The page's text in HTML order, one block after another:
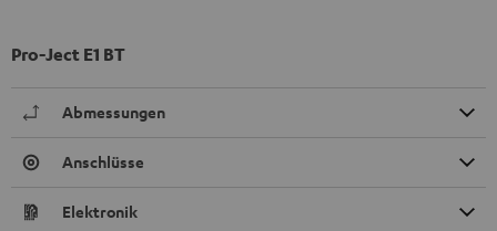
Pro-Ject E1 BT
Abmessungen
Anschlüsse
Elektronik